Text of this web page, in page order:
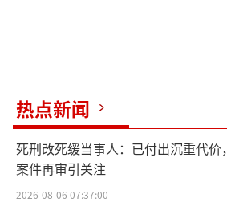
热点新闻
死刑改死缓当事人：已付出沉重代价，
案件再审引关注
2026-08-06 07:37:00